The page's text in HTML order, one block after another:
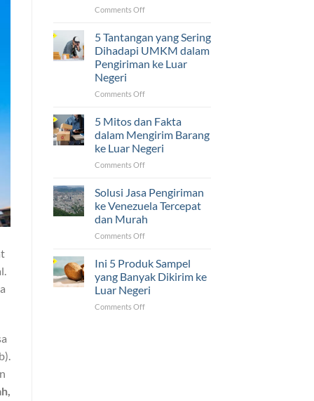
Comments Offon
Ijazah,
dan
Sertifikat
Luar
Mudah!
5 Tantangan yang Sering
Dihadapi UMKM dalam
Pengiriman ke Luar
Negeri
Comments Offon
Tantangan
yang
Sering
Dihadapi
UMKM
Pengiriman
Luar
Negeri
5 Mitos dan Fakta
dalam Mengirim Barang
ke Luar Negeri
Comments Offon
Mitos
dan
Fakta
dalam
Mengirim
ke
Negeri
Solusi Jasa Pengiriman
ke Venezuela Tercepat
dan Murah
Comments Offon
Jasa
Pengiriman
ke
Venezuela
Tercepat
Ini 5 Produk Sampel
yang Banyak Dikirim ke
Luar Negeri
Comments Offon